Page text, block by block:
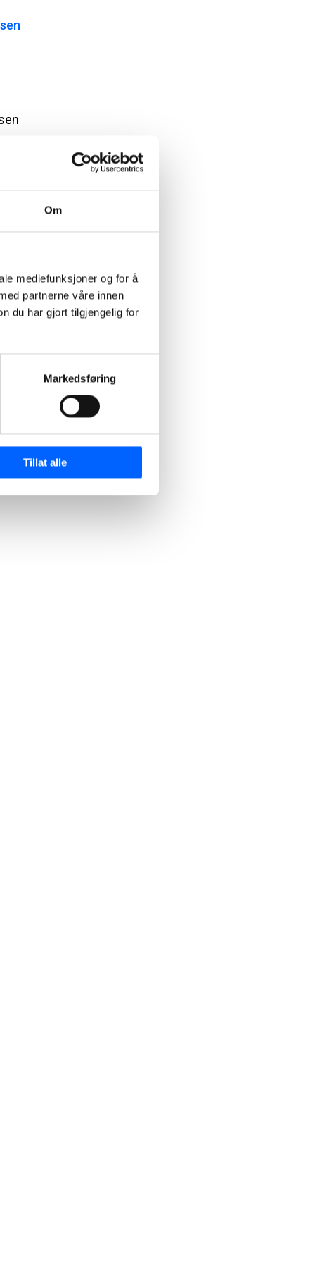
Om
mediefunksjoner og for å
partnerne våre innen
du har gjort tilgjengelig for
Markedsføring
Tillat alle